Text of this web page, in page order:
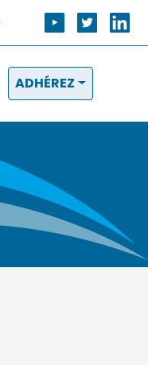
ADHÉREZ